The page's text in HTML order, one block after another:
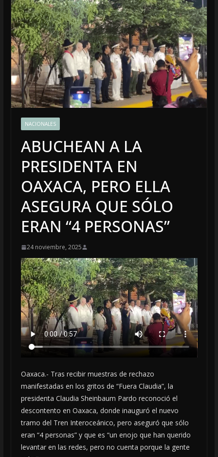
NACIONALES
ABUCHEAN A LA
PRESIDENTA EN
OAXACA, PERO ELLA
ASEGURA QUE SÓLO
ERAN “4 PERSONAS”
24 noviembre, 2025
Oaxaca.- Tras recibir muestras de rechazo
manifestadas en los gritos de “Fuera Claudia”, la
presidenta Claudia Sheinbaum Pardo reconoció el
descontento en Oaxaca, donde inauguró el nuevo
tramo del Tren Interoceánico, pero aseguró que sólo
eran “4 personas” y que es “un enojo que han querido
levantar en las redes, pero no cuenta porque la gente